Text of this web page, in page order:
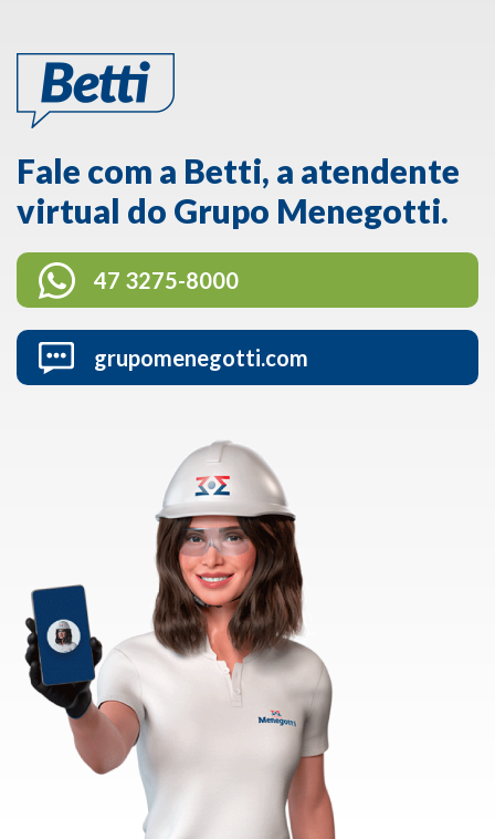
Fale com a Betti, a atendente
virtual do Grupo Menegotti.
47 3275-8000
grupomenegotti.com